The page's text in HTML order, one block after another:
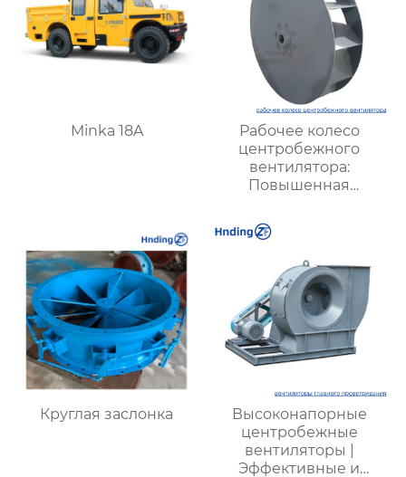
Minka 18A
Рабочее колесо
центробежного
вентилятора:
Повышенная
долговечность для
промышленных
систем вентиляции
Круглая заслонка
Высоконапорные
центробежные
вентиляторы |
Эффективные и